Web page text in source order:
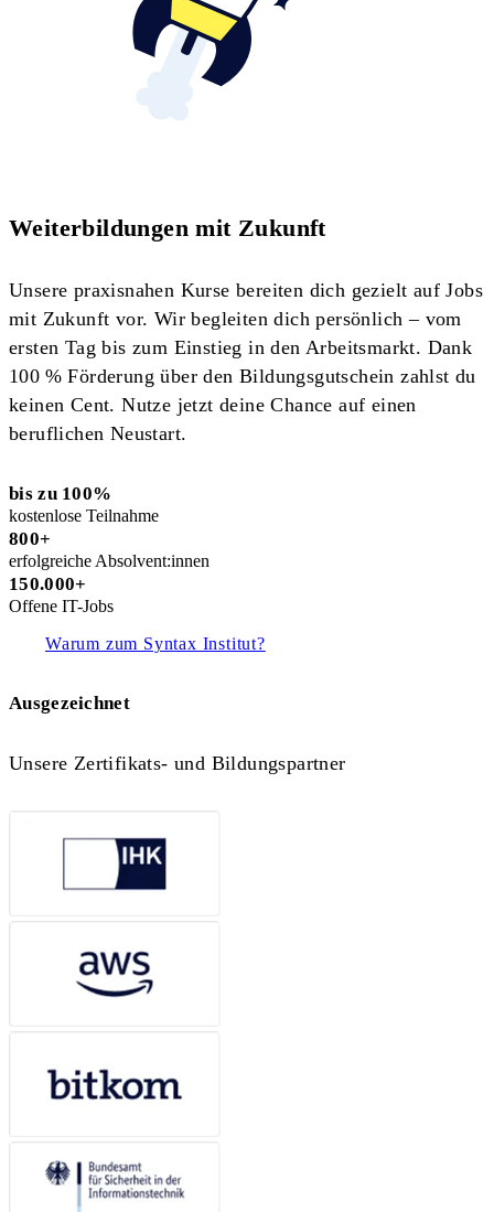
Weiterbildungen mit Zukunft
Unsere praxisnahen Kurse bereiten dich gezielt auf Jobs
mit Zukunft vor. Wir begleiten dich persönlich – vom
ersten Tag bis zum Einstieg in den Arbeitsmarkt. Dank
100 % Förderung über den Bildungsgutschein zahlst du
keinen Cent. Nutze jetzt deine Chance auf einen
beruflichen Neustart.
bis zu 100%
kostenlose Teilnahme
800+
erfolgreiche Absolvent:innen
150.000+
Offene IT-Jobs
Warum zum Syntax Institut?
Ausgezeichnet
Unsere Zertifikats- und Bildungspartner